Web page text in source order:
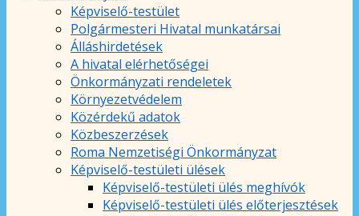
Képviselő-testület
Polgármesteri Hivatal munkatársai
Álláshirdetések
A hivatal elérhetőségei
Önkormányzati rendeletek
Környezetvédelem
Közérdekű adatok
Közbeszerzések
Roma Nemzetiségi Önkormányzat
Képviselő-testületi ülések
Képviselő-testületi ülés meghívók
Képviselő-testületi ülés előterjesztések